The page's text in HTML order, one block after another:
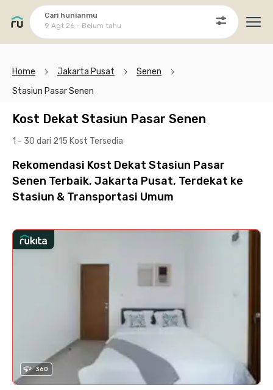
Cari hunianmu
9 Agt 26 - Belum tahu
Home Jakarta Pusat
Senen
Stasiun Pasar Senen
Kost Dekat Stasiun Pasar Senen
1 - 30 dari 215 Kost Tersedia
Rekomendasi Kost Dekat Stasiun Pasar
Senen Terbaik, Jakarta Pusat, Terdekat ke
Stasiun & Transportasi Umum
360